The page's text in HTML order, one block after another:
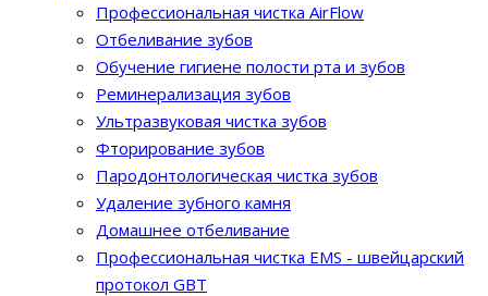
Профессиональная чистка AirFlow
Отбеливание зубов
Обучение гигиене полости рта и зубов
Реминерализация зубов
Ультразвуковая чистка зубов
Фторирование зубов
Пародонтологическая чистка зубов
Удаление зубного камня
Домашнее отбеливание
Профессиональная чистка EMS - швейцарский
протокол GBT